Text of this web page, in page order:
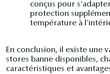
conçus pour
protection
température à
En conclusion, il existe une
stores banne disponibles,
caractéristiques et